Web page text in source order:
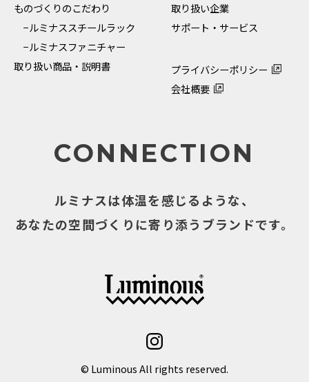
ものづくりのこだわり
−ルミナススチールラック
−ルミナスファニチャー
取り扱い商品・説明書
取り扱い企業
サポート・サービス
プライバシーポリシー
会社概要
CONNECTION
ルミナスは体温を感じるような、
あなたの空間づくりに寄り添うブランドです。
© Luminous All rights reserved.